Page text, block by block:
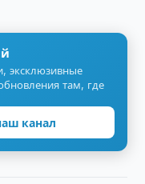
эксклюзивные
там, где
канал